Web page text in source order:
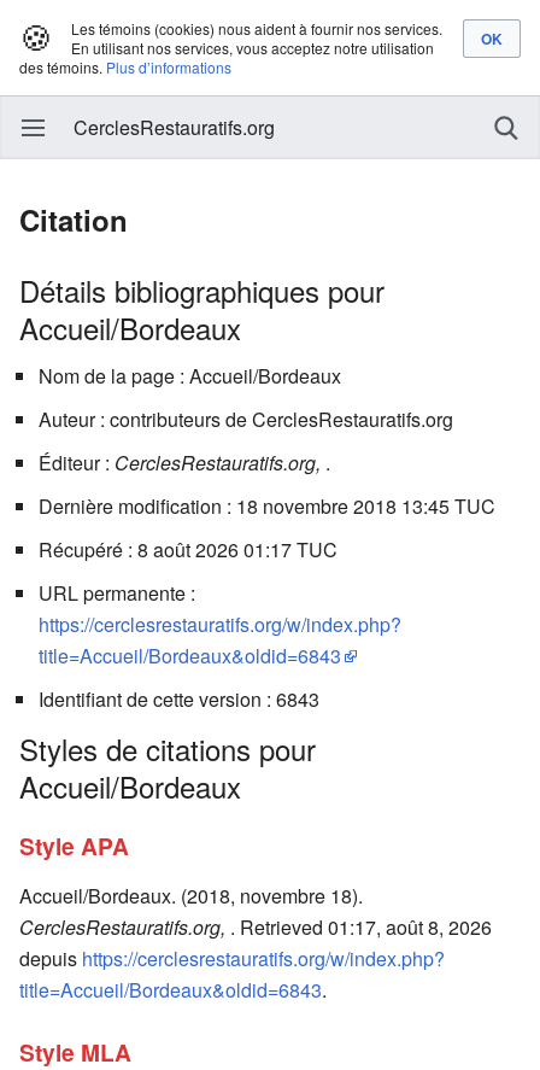
🍪
Les témoins (cookies) nous aident à fournir nos services.
En utilisant nos services, vous acceptez notre utilisation
des témoins. Plus d’informations
CerclesRestauratifs.org
Citation
Détails bibliographiques pour
Accueil/Bordeaux
Nom de la page : Accueil/Bordeaux
Auteur : contributeurs de CerclesRestauratifs.org
Éditeur : CerclesRestauratifs.org, .
Dernière modification : 18 novembre 2018 13:45 TUC
Récupéré : 8 août 2026 01:17 TUC
URL permanente :
https://cerclesrestauratifs.org/w/index.php?
title=Accueil/Bordeaux&oldid=6843
Identifiant de cette version : 6843
Styles de citations pour
Accueil/Bordeaux
Style APA
Accueil/Bordeaux. (2018, novembre 18).
CerclesRestauratifs.org, . Retrieved 01:17, août 8, 2026
depuis https://cerclesrestauratifs.org/w/index.php?
title=Accueil/Bordeaux&oldid=6843.
Style MLA